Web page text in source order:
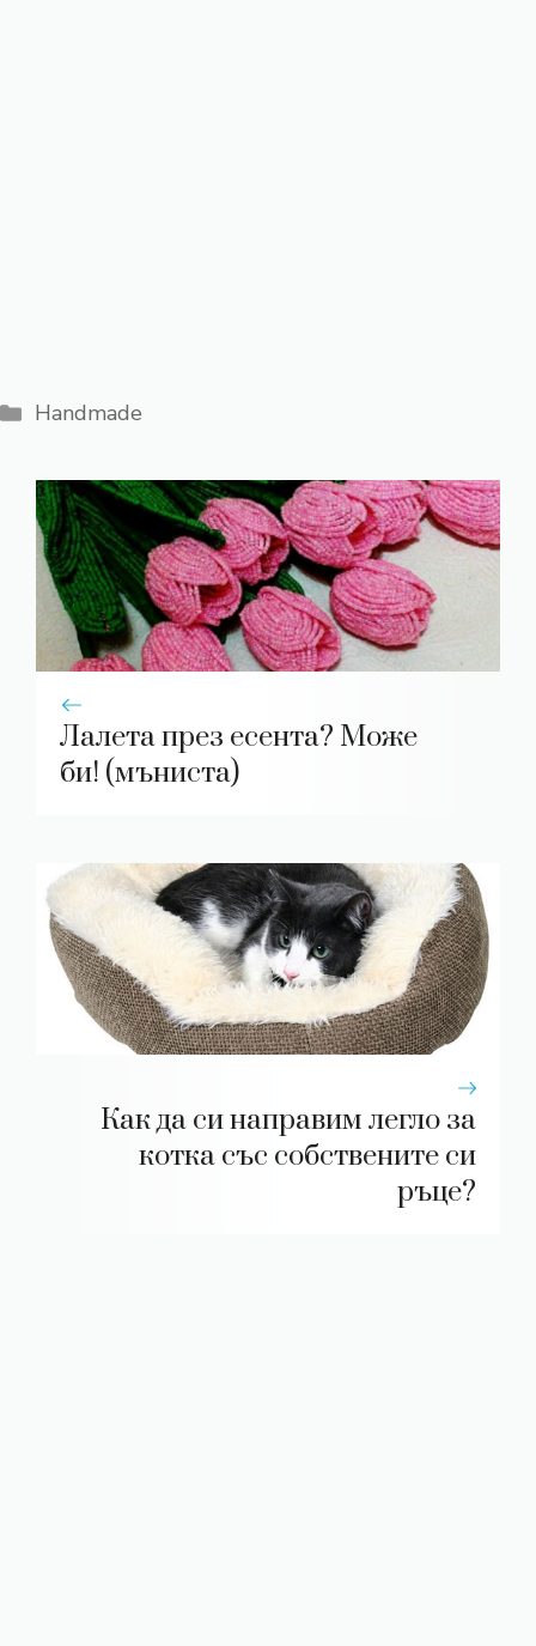
Категории
Handmade
Лалета през есента? Може
би! (мъниста)
Как да си направим легло за
котка със собствените си
ръце?